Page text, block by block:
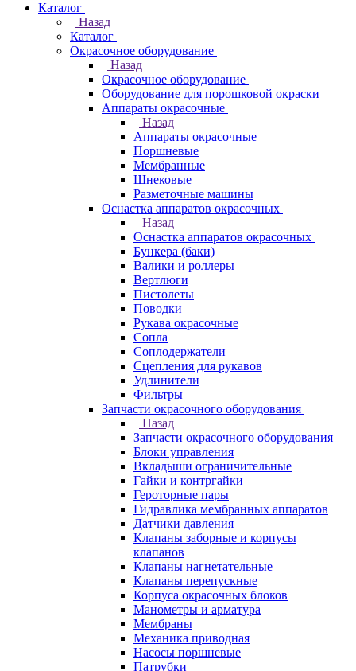
Каталог
Назад
Каталог
Окрасочное оборудование
Назад
Окрасочное оборудование
Оборудование для порошковой окраски
Аппараты окрасочные
Назад
Аппараты окрасочные
Поршневые
Мембранные
Шнековые
Разметочные машины
Оснастка аппаратов окрасочных
Назад
Оснастка аппаратов окрасочных
Бункера (баки)
Валики и роллеры
Вертлюги
Пистолеты
Поводки
Рукава окрасочные
Сопла
Соплодержатели
Сцепления для рукавов
Удлинители
Фильтры
Запчасти окрасочного оборудования
Назад
Запчасти окрасочного оборудования
Блоки управления
Вкладыши ограничительные
Гайки и контргайки
Героторные пары
Гидравлика мембранных аппаратов
Датчики давления
Клапаны заборные и корпусы
клапанов
Клапаны нагнетательные
Клапаны перепускные
Корпуса окрасочных блоков
Манометры и арматура
Мембраны
Механика приводная
Насосы поршневые
Патрубки